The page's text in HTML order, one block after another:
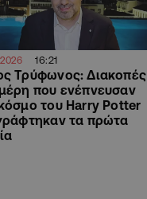
16:21
Τρύφωνος: Διακοπές
που ενέπνευσαν
του Harry Potter
τα πρώτα